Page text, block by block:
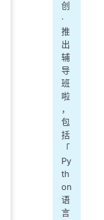
创
·
推
出
辅
导
班
啦
，
包
括
「
Py
th
on
语
言